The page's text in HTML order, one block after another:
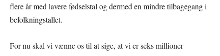
flere år med lavere fødselstal og dermed en mindre tilbagegang i
befolkningstallet.
For nu skal vi vænne os til at sige, at vi er seks millioner